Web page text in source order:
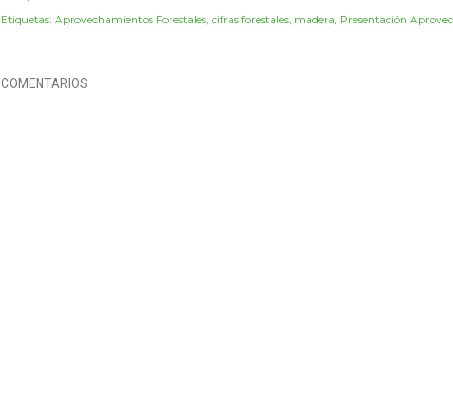
Etiquetas: Aprovechamientos Forestales cifras forestales madera Presentación
COMENTARIOS